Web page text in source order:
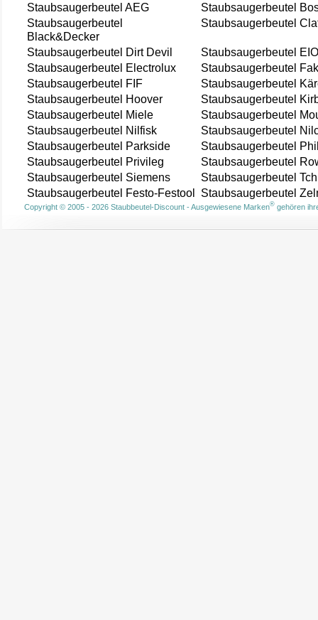
Staubsaugerbeutel AEG
Staubsaugerbeutel
Staubsaugerbeutel
Black&Decker
Staubsaugerbeutel
Staubsaugerbeutel Dirt Devil
Staubsaugerbeutel
Staubsaugerbeutel Electrolux
Staubsaugerbeutel
Staubsaugerbeutel FIF
Staubsaugerbeutel
Staubsaugerbeutel Hoover
Staubsaugerbeutel
Staubsaugerbeutel Miele
Staubsaugerbeutel
Staubsaugerbeutel Nilfisk
Staubsaugerbeutel
Staubsaugerbeutel Parkside
Staubsaugerbeutel
Staubsaugerbeutel Privileg
Staubsaugerbeutel
Staubsaugerbeutel Siemens
Staubsaugerbeutel
Staubsaugerbeutel Festo-Festool
Staubsaugerbeutel
Copyright © 2005 - 2026 Staubbeutel-Discount - Ausgewiesene Marken®gehören